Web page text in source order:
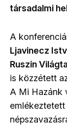
társadalmi
A
Ljavinecz
Ruszin
is közzétett
A Mi Hazánk